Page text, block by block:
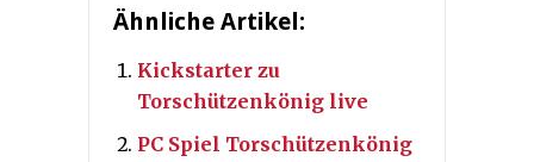
Ähnliche Artikel:
Kickstarter zu
Torschützenkönig live
PC Spiel Torschützenkönig